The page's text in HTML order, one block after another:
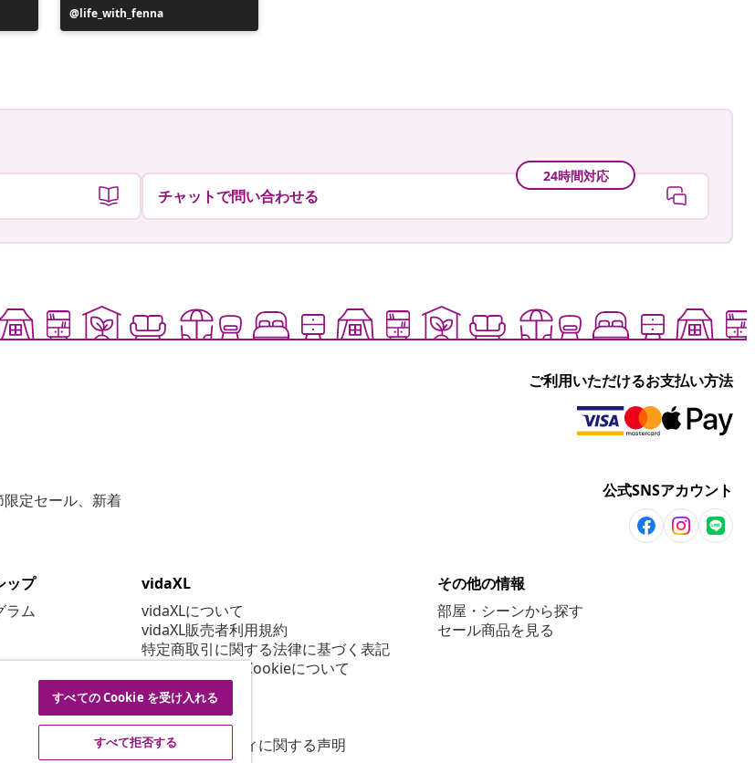
投
稿
life_with_fenna
24時間対応
チャットで問い合わせる
ご利用いただけるお支払い方法
定セール、新着
公式SNSアカウント
ップ
ラム
vidaXL
vidaXLについて
vidaXL販売者利用規約
特定商取引に関する法律に基づく表記
プライバシー＆Cookieについて
Cookie 設定
行動規範
セキュリティ
アクセシビリティに関する声明
その他の情報
部屋・シーンから探す
セール商品を見る
すべての Cookie を受け入れる
すべて拒否する